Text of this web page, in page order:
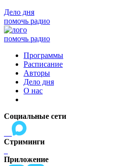
Дело дня
помочь радио
помочь радио
Программы
Расписание
Авторы
Дело дня
О нас
Социальные сети
Стриминги
Приложение